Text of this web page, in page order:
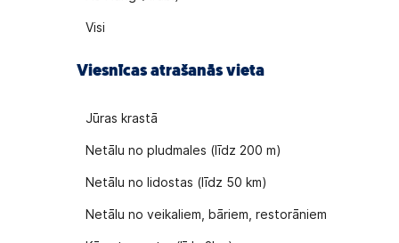
Visi
Viesnīcas atrašanās vieta
Jūras krastā
Netālu no pludmales (līdz 200 m)
Netālu no lidostas (līdz 50 km)
Netālu no veikaliem, bāriem, restorāniem